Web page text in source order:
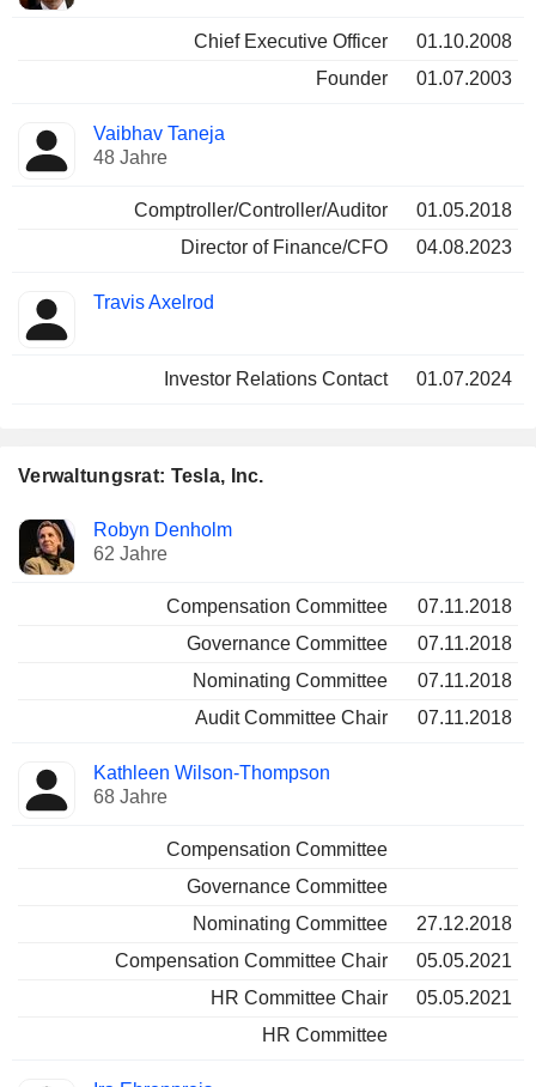
Chief Executive Officer
01.10.2008
Founder
01.07.2003
Vaibhav Taneja
48 Jahre
Comptroller/Controller/Auditor
01.05.2018
Director of Finance/CFO
04.08.2023
Travis Axelrod
Investor Relations Contact 01.07.2024
Verwaltungsrat: Tesla, Inc.
Verwaltungsratsmitglied
Robyn Denholm
62 Jahre
Compensation Committee
07.11.2018
Governance Committee
07.11.2018
Nominating Committee
07.11.2018
Audit Committee Chair
07.11.2018
Kathleen Wilson-Thompson
68 Jahre
Compensation Committee
Governance Committee
Nominating Committee
27.12.2018
Compensation Committee Chair
05.05.2021
HR Committee Chair
05.05.2021
HR Committee